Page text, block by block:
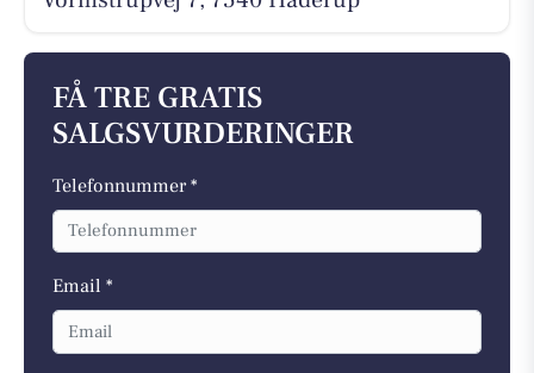
FÅ TRE GRATIS
SALGSVURDERINGER
Telefonnummer *
Email *